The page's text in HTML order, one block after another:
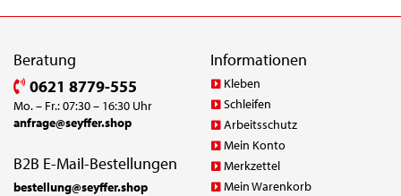
Beratung
0621 8779-555
Mo. – Fr.: 07:30 – 16:30 Uhr
anfrage@seyffer.shop
B2B E-Mail-Bestellungen
bestellung@seyffer.shop
Informationen
Kleben
Schleifen
Arbeitsschutz
Mein Konto
Merkzettel
Mein Warenkorb